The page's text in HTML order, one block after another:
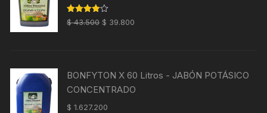
Valorado
con 4.00
$43.500 El
$ 43.500.
$ 39.800
$ 39.800.
BONFYTON X 60 Litros - JABÓN POTÁSICO
CONCENTRADO
$ 1.627.200